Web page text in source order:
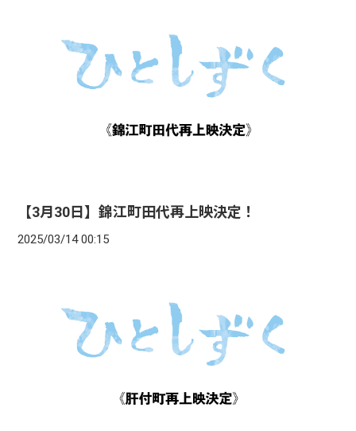
【3月30日】錦江町田代再上映決定！
2025/03/14 00:15